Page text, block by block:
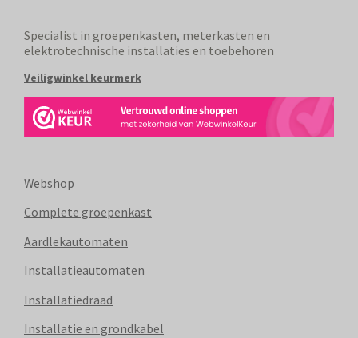
Specialist in groepenkasten, meterkasten en
elektrotechnische installaties en toebehoren
Veiligwinkel keurmerk
Webshop
Complete groepenkast
Aardlekautomaten
Installatieautomaten
Installatiedraad
Installatie en grondkabel